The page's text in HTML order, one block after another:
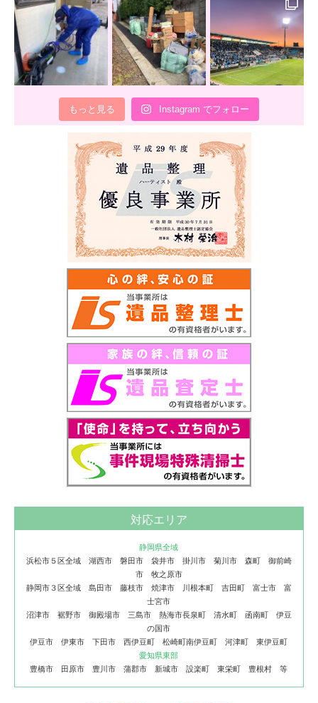
もっと見る Instagram でフォロー
対応エリア
静岡県全域
浜松市５区全域 湖西市 磐田市 袋井市 掛川市 菊川市 森町 御前崎
市 牧之原市
静岡市３区全域 島田市 藤枝市 焼津市 川根本町 吉田町 富士市 富
士宮市
沼津市 裾野市 御殿場市 三島市 熱海市長泉町 清水町 函南町 伊豆
の国市
伊豆市 伊東市 下田市 西伊豆町 松崎町南伊豆町 河津町 東伊豆町
愛知県東部
豊橋市 田原市 豊川市 蒲郡市 新城市 設楽町 東栄町 豊根村 等